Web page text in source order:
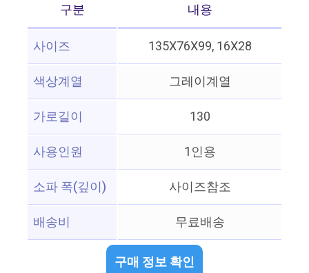
구분
내용
사이즈
135X76X99, 16X28
색상계열
그레이계열
가로길이
130
사용인원
1인용
소파 폭(깊이)
사이즈참조
배송비
무료배송
구매 정보 확인